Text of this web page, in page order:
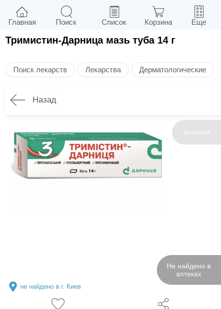
Тримистин-Дарница мазь туба 14 г
Поиск лекарств Лекарства Дерматологические
Назад
Аналоги
Не найдено в
аптеках
не найдено в г. Киев
Главная Поиск Список Корзина Еще